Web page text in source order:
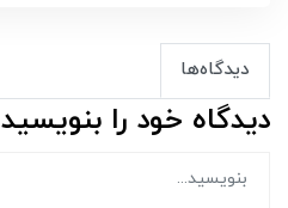
دیدگاه‌ها
دیدگاه خود را بنویسید